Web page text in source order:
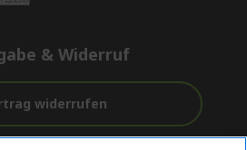
& Widerruf
widerrufen